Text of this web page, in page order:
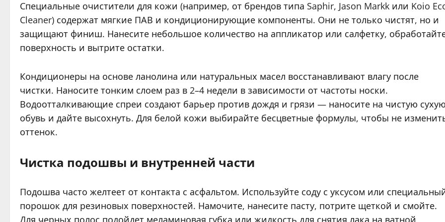
Специальные очистители для кожи (например, от брендов типа Saphir, Jason Markk или Koio
Cleaner) содержат мягкие ПАВ и кондиционирующие компоненты. Они не только чистят, но и
защищают финиш. Нанесите небольшое количество на аппликатор или салфетку,
поверхность и вытрите остатки.
Кондиционеры на основе ланолина или натуральных масел восстанавливают влагу после
чистки. Наносите тонким слоем раз в 2–4 недели в зависимости от частоты носки.
Водоотталкивающие спреи создают барьер против дождя и грязи — наносите на чистую сухую
обувь и дайте высохнуть. Для белой кожи выбирайте бесцветные формулы, чтобы не
оттенок.
Чистка подошвы и внутренней части
Подошва часто желтеет от контакта с асфальтом. Используйте соду с уксусом или
порошок для резиновых поверхностей. Намочите, нанесите пасту, потрите щеткой и смойте.
Для черных полос подойдет меламиновая губка или жидкость для снятия лака на ватной